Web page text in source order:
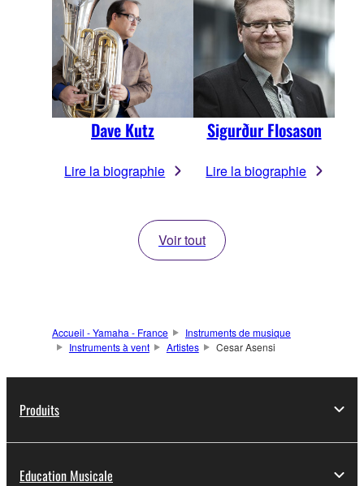
Dave Kutz
Lire la biographie
Sigurður Flosason
Lire la biographie
Voir tout
Accueil - Yamaha - France
Instruments de musique
Instruments à vent
Artistes Cesar Asensi
Produits
Education Musicale